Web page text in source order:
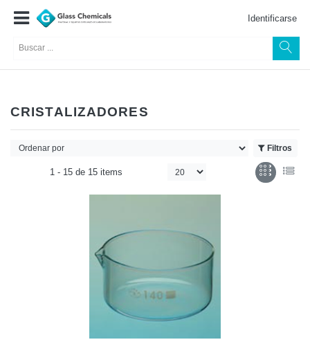
Identificarse
CRISTALIZADORES
Filtros
1 - 15 de 15 items